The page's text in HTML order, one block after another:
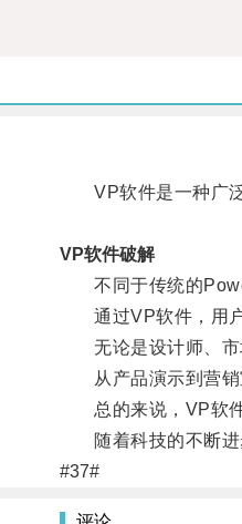
VP软件是一种广泛
VP软件破解
不同于传统的
通过VP软件，用户
无论是设计师、市
从产品演示到营销
总的来说，VP软件
随着科技的不断进
#37#